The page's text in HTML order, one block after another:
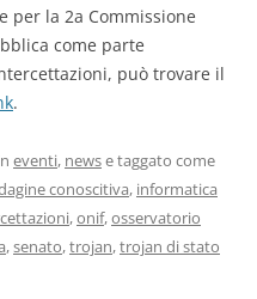
per la 2a Commissione
come parte
può trovare il
.
eventi, newse taggato come
conoscitiva, informatica
,onif,osservatorio
,senato,trojan,trojan di stato